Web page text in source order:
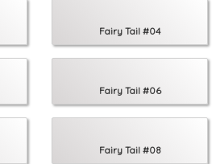
Fairy Tail #04
Fairy Tail #06
Fairy Tail #08